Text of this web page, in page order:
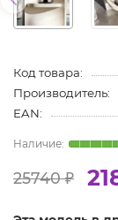
Код товара:
Производитель:
EAN:
25740 ₽